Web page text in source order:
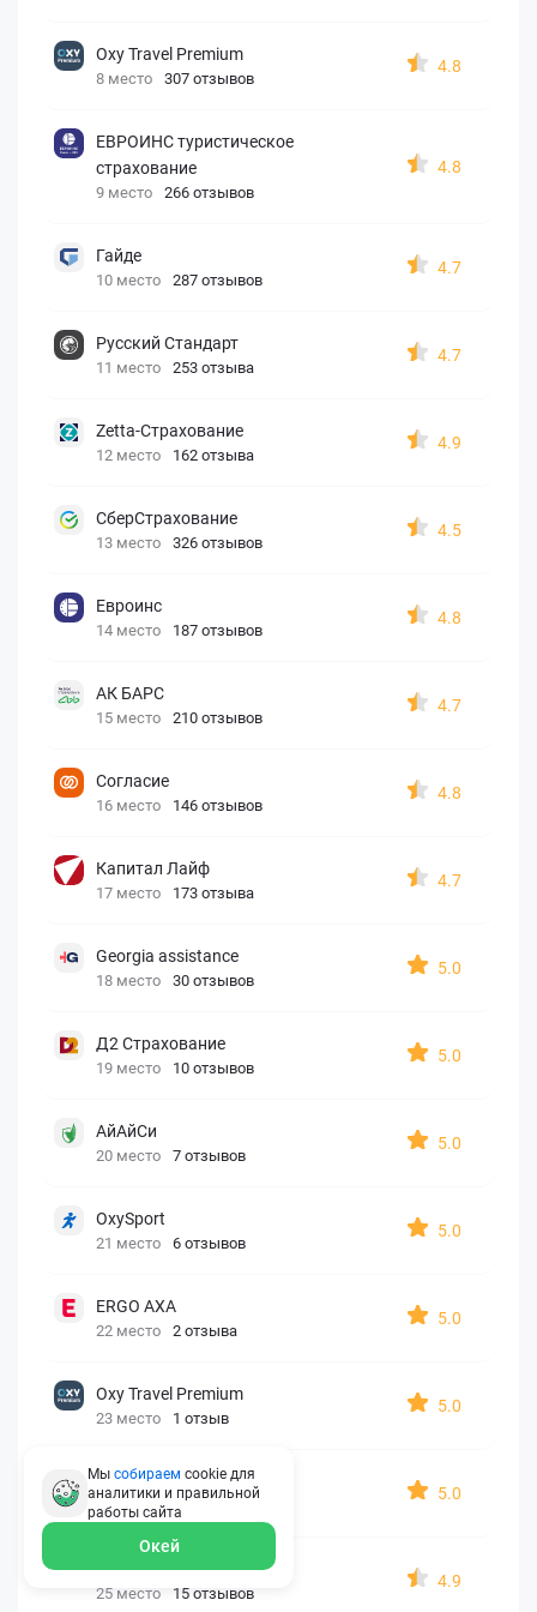
Oxy Travel Premium
8 место 307 отзывов
4.8
ЕВРОИНС туристическое
страхование
9 место 266 отзывов
4.8
Гайде
10 место 287 отзывов
4.7
Русский Стандарт
11 место 253 отзыва
4.7
Zetta-Страхование
12 место 162 отзыва
4.9
СберСтрахование
13 место 326 отзывов
4.5
Евроинс
14 место 187 отзывов
4.8
АК БАРС
15 место 210 отзывов
4.7
Согласие
16 место 146 отзывов
4.8
Капитал Лайф
17 место 173 отзыва
4.7
Georgia assistance
18 место 30 отзывов
5.0
Д2 Страхование
19 место 10 отзывов
5.0
АйАйСи
20 место 7 отзывов
5.0
OxySport
21 место 6 отзывов
5.0
ERGO AXA
22 место 2 отзыва
5.0
Oxy Travel Premium
23 место 1 отзыв
5.0
УралСиб
24 место 1 отзыв
5.0
МАКС
25 место 15 отзывов
4.9
Мы собираем cookie для
аналитики и правильной
работы сайта
Окей